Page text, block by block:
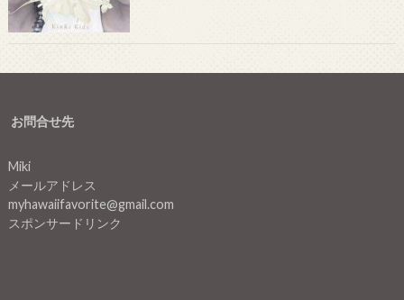
お問合せ先
Miki
メールアドレス
myhawaiifavorite@gmail.com
スポンサードリンク